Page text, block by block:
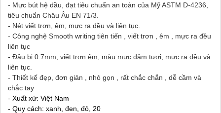
- Mực bút hệ dầu, đạt tiêu chuẩn an toàn của Mỹ ASTM D-4236,
tiêu chuẩn Châu Âu EN 71/3.
- Nét viết trơn, êm, mực ra đều và liên tục.
- Công nghệ Smooth writing tiên tiến , viết trơn , êm , mực ra đều
liên tục
- Đầu bi 0.7mm, viết trơn êm, màu mực đậm tươi, mực ra đều và
liên tục.
- Thiết kế đẹp, đơn giản , nhỏ gọn , rất chắc chắn , dễ cầm và
chắc tay
- Xuất xứ: Việt Nam
- Quy cách: xanh, đen, đỏ, 20